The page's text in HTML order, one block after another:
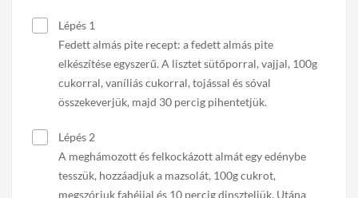
Lépés 1
Fedett almás pite recept: a fedett almás pite
elkészítése egyszerű. A lisztet sütőporral, vajjal, 100g
cukorral, vaníliás cukorral, tojással és sóval
összekeverjük, majd 30 percig pihentetjük.
Lépés 2
A meghámozott és felkockázott almát egy edénybe
tesszük, hozzáadjuk a mazsolát, 100g cukrot,
megszórjuk fahéjjal és 10 percig dinszteljük. Utána